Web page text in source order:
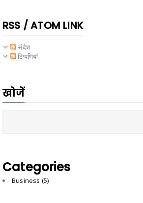
RSS / ATOM LINK
संदेश
टिप्पणियाँ
खोजें
Categories
Business (5)